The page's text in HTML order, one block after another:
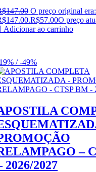
147.00 O preço original era:
R$57.00O preço
Adicionar ao carrinho
/ -49%
–
2026/2027